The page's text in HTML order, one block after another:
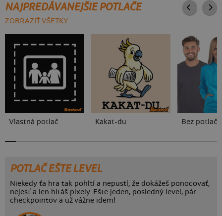
NAJPREDÁVANEJŠIE POTLAČE
ZOBRAZIŤ VŠETKY
Vlastná potlač Kakat-du Bez potlače
POTLAČ EŠTE LEVEL
Niekedy ťa hra tak pohltí a nepustí, že dokážeš ponocovať,
nejesť a len hltáš pixely. Ešte jeden, posledný level, pár
checkpointov a už vážne idem!